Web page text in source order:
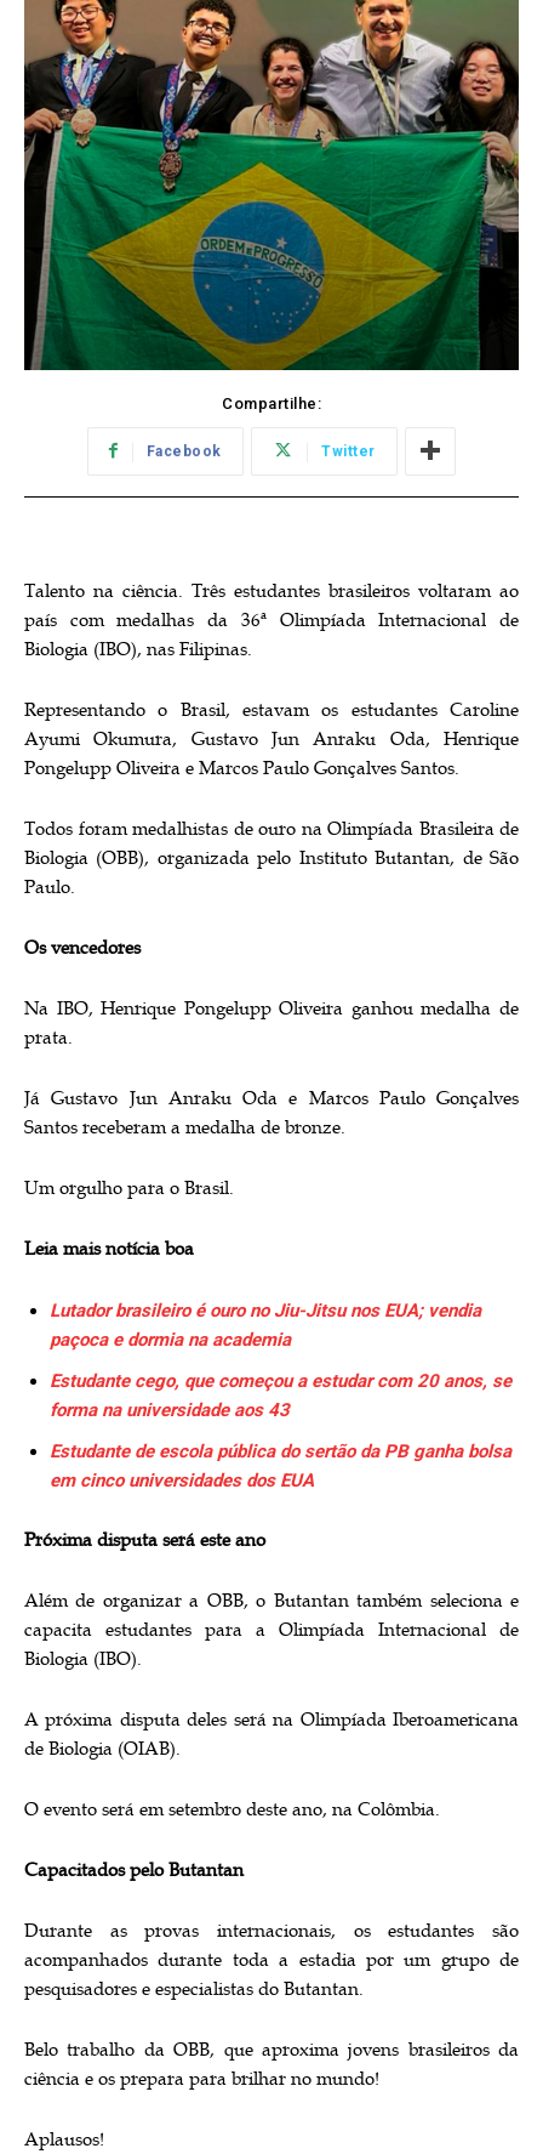
Compartilhe:
Facebook Twitter
Talento na ciência. Três estudantes brasileiros voltaram ao
país com medalhas da 36ª Olimpíada Internacional de
Biologia (IBO), nas Filipinas.
Representando o Brasil, estavam os estudantes Caroline
Ayumi Okumura, Gustavo Jun Anraku Oda, Henrique
Pongelupp Oliveira e Marcos Paulo Gonçalves Santos.
Todos foram medalhistas de ouro na Olimpíada Brasileira de
Biologia (OBB), organizada pelo Instituto Butantan, de São
Paulo.
Os vencedores
Na IBO, Henrique Pongelupp Oliveira ganhou medalha de
prata.
Já Gustavo Jun Anraku Oda e Marcos Paulo Gonçalves
Santos receberam a medalha de bronze.
Um orgulho para o Brasil.
Leia mais notícia boa
Lutador brasileiro é ouro no Jiu-Jitsu nos EUA; vendia
paçoca e dormia na academia
Estudante cego, que começou a estudar com 20 anos, se
forma na universidade aos 43
Estudante de escola pública do sertão da PB ganha bolsa
em cinco universidades dos EUA
Próxima disputa será este ano
Além de organizar a OBB, o Butantan também seleciona e
capacita estudantes para a Olimpíada Internacional de
Biologia (IBO).
A próxima disputa deles será na Olimpíada Iberoamericana
de Biologia (OIAB).
O evento será em setembro deste ano, na Colômbia.
Capacitados pelo Butantan
Durante as provas internacionais, os estudantes são
acompanhados durante toda a estadia por um grupo de
pesquisadores e especialistas do Butantan.
Belo trabalho da OBB, que aproxima jovens brasileiros da
ciência e os prepara para brilhar no mundo!
Aplausos!